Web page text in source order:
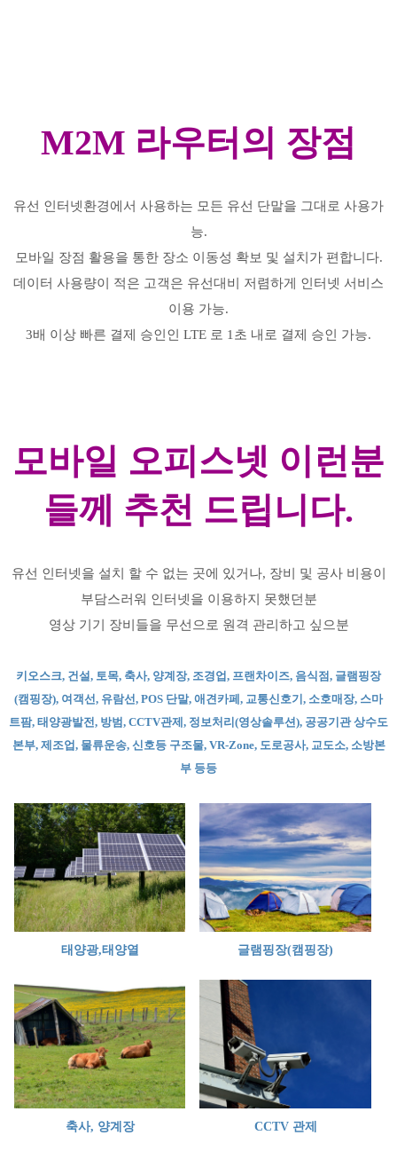
M2M 라우터의 장점
유선 인터넷환경에서 사용하는 모든 유선 단말을 그대로 사용가
능.
모바일 장점 활용을 통한 장소 이동성 확보 및 설치가 편합니다.
데이터 사용량이 적은 고객은 유선대비 저렴하게 인터넷 서비스
이용 가능.
3배 이상 빠른 결제 승인인 LTE 로 1초 내로 결제 승인 가능.
모바일 오피스넷 이런분
들께 추천 드립니다.
유선 인터넷을 설치 할 수 없는 곳에 있거나, 장비 및 공사 비용이
부담스러워 인터넷을 이용하지 못했던분
영상 기기 장비들을 무선으로 원격 관리하고 싶으분
키오스크, 건설, 토목, 축사, 양계장, 조경업, 프랜차이즈, 음식점, 글램핑장
(캠핑장), 여객선, 유람선, POS 단말, 애견카페, 교통신호기, 소호매장, 스마
트팜, 태양광발전, 방범, CCTV관제, 정보처리(영상솔루션), 공공기관 상수도
본부, 제조업, 물류운송, 신호등 구조물, VR-Zone, 도로공사, 교도소, 소방본
부 등등
태양광,태양열 글램핑장(캠핑장)
축사, 양계장 CCTV 관제